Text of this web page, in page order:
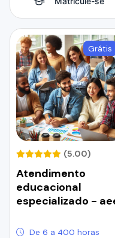
Grátis
(5.00)
Atendimento
educacional
especializado -
De 6 a 400 horas